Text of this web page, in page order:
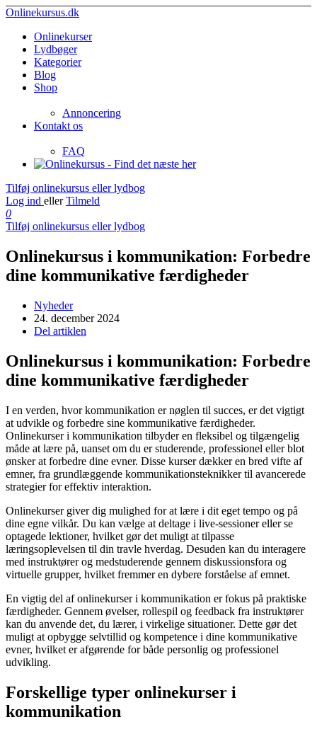
Onlinekursus.dk
Onlinekurser
Lydbøger
Kategorier
Blog
Shop
Annoncering
Kontakt os
FAQ
Tilføj onlinekursus eller lydbog
Log ind eller Tilmeld
0
Tilføj onlinekursus eller lydbog
Onlinekursus i kommunikation: Forbedre
dine kommunikative færdigheder
Nyheder
24. december 2024
Del artiklen
Onlinekursus i kommunikation: Forbedre
dine kommunikative færdigheder
I en verden, hvor kommunikation er nøglen til succes, er det vigtigt
at udvikle og forbedre sine kommunikative færdigheder.
Onlinekurser i kommunikation tilbyder en fleksibel og tilgængelig
måde at lære på, uanset om du er studerende, professionel eller blot
ønsker at forbedre dine evner. Disse kurser dækker en bred vifte af
emner, fra grundlæggende kommunikationsteknikker til avancerede
strategier for effektiv interaktion.
Onlinekurser giver dig mulighed for at lære i dit eget tempo og på
dine egne vilkår. Du kan vælge at deltage i live-sessioner eller se
optagede lektioner, hvilket gør det muligt at tilpasse
læringsoplevelsen til din travle hverdag. Desuden kan du interagere
med instruktører og medstuderende gennem diskussionsfora og
virtuelle grupper, hvilket fremmer en dybere forståelse af emnet.
En vigtig del af onlinekurser i kommunikation er fokus på praktiske
færdigheder. Gennem øvelser, rollespil og feedback fra instruktører
kan du anvende det, du lærer, i virkelige situationer. Dette gør det
muligt at opbygge selvtillid og kompetence i dine kommunikative
evner, hvilket er afgørende for både personlig og professionel
udvikling.
Forskellige typer onlinekurser i
kommunikation